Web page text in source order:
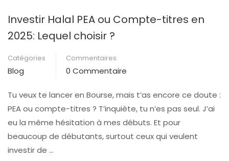
Investir Halal PEA ou Compte-titres en
2025: Lequel choisir ?
Catégories
Blog
Commentaires
0 Commentaire
Tu veux te lancer en Bourse, mais t’as encore ce doute :
PEA ou compte-titres ? T’inquiète, tu n’es pas seul. J’ai
eu la même hésitation à mes débuts. Et pour
beaucoup de débutants, surtout ceux qui veulent
investir de …